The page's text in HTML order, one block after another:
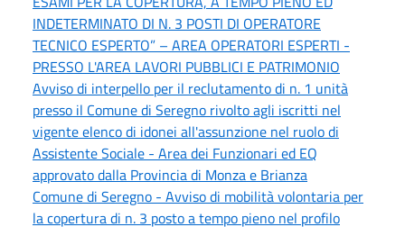
INDETERMINATO DI N. 3 POSTI DI OPERATORE
TECNICO ESPERTO” – AREA OPERATORI ESPERTI -
PRESSO L'AREA LAVORI PUBBLICI E PATRIMONIO
Avviso di interpello per il reclutamento di n. 1 unità
presso il Comune di Seregno rivolto agli iscritti nel
vigente elenco di idonei all'assunzione nel ruolo di
Assistente Sociale - Area dei Funzionari ed EQ
approvato dalla Provincia di Monza e Brianza
Comune di Seregno - Avviso di mobilità volontaria per
la copertura di n. 3 posto a tempo pieno nel profilo